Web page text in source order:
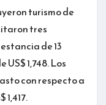
turismo de
tres
de 13
1,748. Los
con respecto a